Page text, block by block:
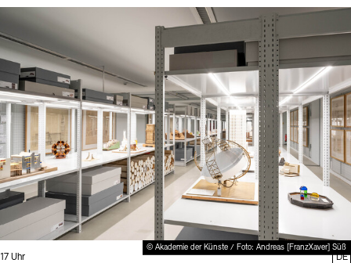
© Akademie der Künste / Foto: Andreas [FranzXaver] Süß
Uhrzeit:
17 Uhr
DE